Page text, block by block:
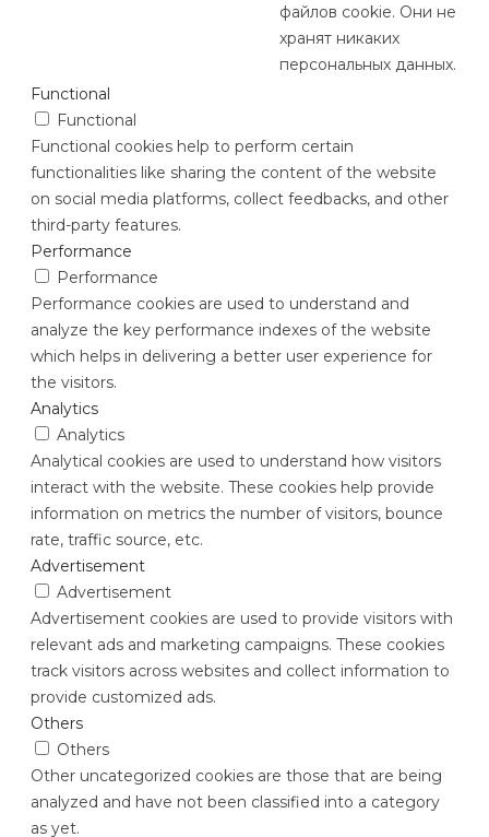
файлов cookie. Они не
хранят никаких
персональных данных.
Functional
Functional
Functional cookies help to perform certain
functionalities like sharing the content of the website
on social media platforms, collect feedbacks, and other
third-party features.
Performance
Performance
Performance cookies are used to understand and
analyze the key performance indexes of the website
which helps in delivering a better user experience for
the visitors.
Analytics
Analytics
Analytical cookies are used to understand how visitors
interact with the website. These cookies help provide
information on metrics the number of visitors, bounce
rate, traffic source, etc.
Advertisement
Advertisement
Advertisement cookies are used to provide visitors with
relevant ads and marketing campaigns. These cookies
track visitors across websites and collect information to
provide customized ads.
Others
Others
Other uncategorized cookies are those that are being
analyzed and have not been classified into a category
as yet.